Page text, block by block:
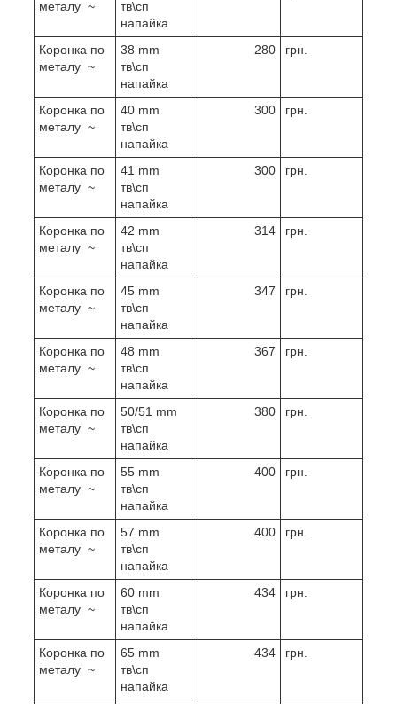
металу ~
тв\сп
напайка
Коронка по
металу ~
38 mm
тв\сп
напайка
280 грн.
Коронка по
металу ~
40 mm
тв\сп
напайка
300 грн.
Коронка по
металу ~
41 mm
тв\сп
напайка
300 грн.
Коронка по
металу ~
42 mm
тв\сп
напайка
314 грн.
Коронка по
металу ~
45 mm
тв\сп
напайка
347 грн.
Коронка по
металу ~
48 mm
тв\сп
напайка
367 грн.
Коронка по
металу ~
50/51 mm
тв\сп
напайка
380 грн.
Коронка по
металу ~
55 mm
тв\сп
напайка
400 грн.
Коронка по
металу ~
57 mm
тв\сп
напайка
400 грн.
Коронка по
металу ~
60 mm
тв\сп
напайка
434 грн.
Коронка по
металу ~
65 mm
тв\сп
напайка
434 грн.